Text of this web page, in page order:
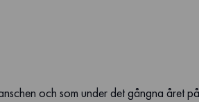
och som under det gångna året